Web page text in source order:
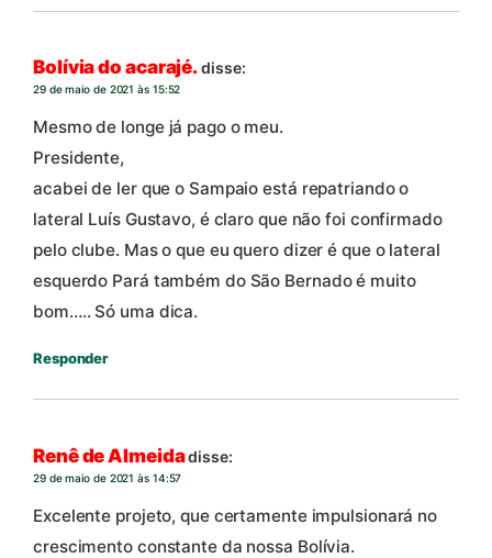
Bolívia do acarajé.disse:
29 de maio de 2021 às 15:52
Mesmo de longe já pago o meu.
Presidente,
acabei de ler que o Sampaio está repatriando o
lateral Luís Gustavo, é claro que não foi confirmado
pelo clube. Mas o que eu quero dizer é que o lateral
esquerdo Pará também do São Bernado é muito
bom….. Só uma dica.
Responder
Renê de Almeidadisse:
29 de maio de 2021 às 14:57
Excelente projeto, que certamente impulsionará no
crescimento constante da nossa Bolívia.